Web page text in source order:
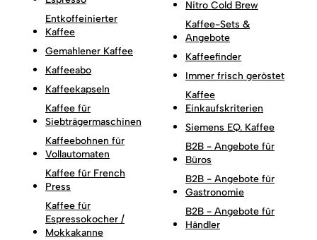
Entkoffeinierter
Kaffee
Gemahlener Kaffee
Kaffeeabo
Kaffeekapseln
Kaffee für
Siebträgermaschinen
Kaffeebohnen für
Vollautomaten
Kaffee für French
Press
Kaffee für
Espressokocher /
Mokkakanne
Nitro Cold Brew
Kaffee-Sets &
Angebote
Kaffeefinder
Immer frisch geröstet
Kaffee
Einkaufskriterien
Siemens EQ. Kaffee
B2B - Angebote für
Büros
B2B - Angebote für
Gastronomie
B2B - Angebote für
Händler